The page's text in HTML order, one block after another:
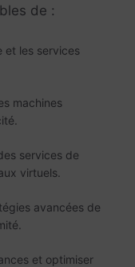
de :
et les services
machines
services de
virtuels.
avancées de
et optimiser